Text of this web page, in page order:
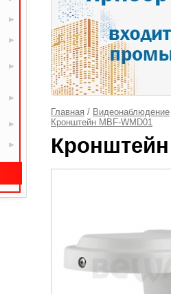
Главная / Видеонаблюдение
Кронштейн MBF-WMD01
Кронштейн